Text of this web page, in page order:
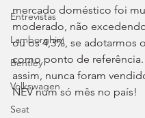
Entrevistas
Lamborghini
Bentley
Volkswagen
Seat
mercado doméstico foi
moderado, não
ou os 4,3%, se adotarmos
como ponto de
assim, nunca foram
NEV num só mês no país!